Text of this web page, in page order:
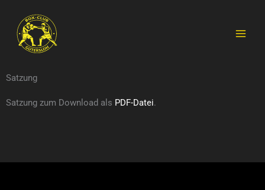
Inhalt
springen
Satzung
Satzung zum Download als PDF-Datei.